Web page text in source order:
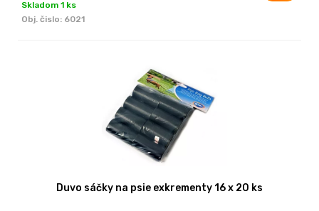
Skladom 1 ks
Obj. čislo: 6021
Duvo sáčky na psie exkrementy 16 x 20 ks